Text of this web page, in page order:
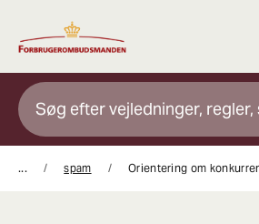
indhold
... spam